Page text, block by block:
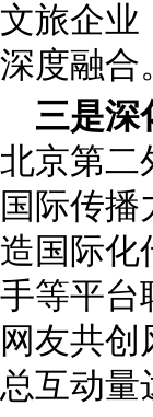
文旅企业
深度融合
三是深
北京第二
国际传
造国际化
手等平台
网友共
总互动量